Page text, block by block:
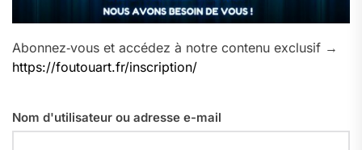
Abonnez‑vous et accédez à notre contenu exclusif →
https://foutouart.fr/inscription/
Nom d'utilisateur ou adresse e-mail